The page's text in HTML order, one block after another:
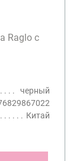
Raglo с
черный
Китай